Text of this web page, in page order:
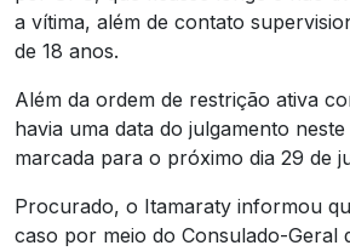
a vítima, além de contato
de 18 anos.
Além da ordem de restrição ativa
havia uma data do julgamento
marcada para o próximo dia 29 de
Procurado, o Itamaraty informou
caso por meio do Consulado-Geral